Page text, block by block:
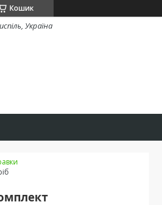
Кошик
Україна